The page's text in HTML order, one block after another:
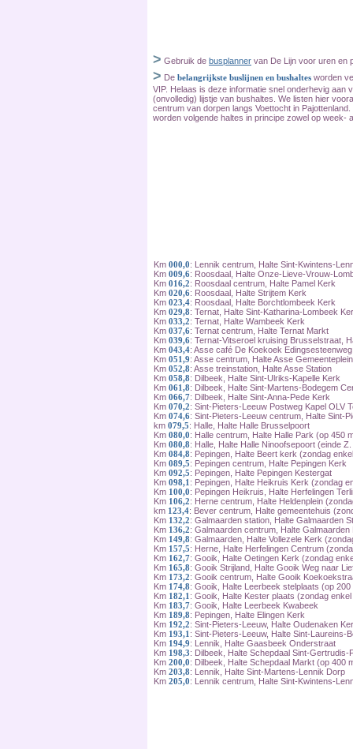
> Gebruik de busplanner van De Lijn voor uren en
> De belangrijkste buslijnen en bushaltes worden
VIP. Helaas is deze informatie snel onderhevig aan
(onvolledig) lijstje van bushaltes. We listen hier
centrum van dorpen langs Voettocht in
worden volgende haltes in principe zowel op week-
Km 000,0: Lennik centrum, Halte Sint-Kwintens-
Km 009,6: Roosdaal, Halte Onze-Lieve-Vrouw-
Km 016,2: Roosdaal centrum, Halte Pamel Kerk
Km 020,6: Roosdaal, Halte Strijtem Kerk
Km 023,4: Roosdaal, Halte Borchtlombeek Kerk
Km 029,8: Ternat, Halte Sint-Katharina-Lombeek
Km 033,2: Ternat, Halte Wambeek Kerk
Km 037,6: Ternat centrum, Halte Ternat Markt
Km 039,6: Ternat-Vitseroel kruising Brusselstraat,
Km 043,4: Asse café De Koekoek
Km 051,9: Asse centrum, Halte Asse Gemeenteplein
Km 052,8: Asse treinstation, Halte Asse Station
Km 058,8: Dilbeek, Halte Sint-Ulriks-Kapelle Kerk
Km 061,8: Dilbeek, Halte Sint-Martens-Bodegem
Km 066,7: Dilbeek, Halte Sint-Anna-Pede Kerk
Km 070,2: Sint-Pieters-Leeuw Postweg Kapel OLV
Km 074,6: Sint-Pieters-Leeuw centrum, Halte Sint-
km 079,5: Halle, Halte Halle Brusselpoort
Km 080,0: Halle centrum, Halte Halle Park (op 450
Km 080,8: Halle, Halte Halle Ninoofsepoort (einde
Km 084,8: Pepingen, Halte Beert kerk (zondag
Km 089,5: Pepingen centrum, Halte Pepingen Kerk
Km 092,5: Pepingen, Halte Pepingen Kestergat
Km 098,1 : Pepingen, Halte Heikruis Kerk (zondag
Km 100,0: Pepingen Heikruis, Halte Herfelingen
Km 106,2: Herne centrum, Halte Heldenplein
km 123,4: Bever centrum, Halte gemeentehuis
Km 132,2: Galmaarden station, Halte Galmaarden
Km 136,2: Galmaarden centrum, Halte
Km 149,8: Galmaarden, Halte Vollezele Kerk
Km 157,5: Herne, Halte Herfelingen Centrum
Km 162,7: Gooik, Halte Oetingen Kerk (zondag
Km 165,8: Gooik Strijland, Halte Gooik Weg naar
Km 173,2: Gooik centrum, Halte Gooik
Km 174,8: Gooik, Halte Leerbeek stelplaats (op 200
Km 182,1 : Gooik, Halte Kester plaats (zondag
Km 183,7: Gooik, Halte Leerbeek Kwabeek
Km 189,8: Pepingen, Halte Elingen Kerk
Km 192,2: Sint-Pieters-Leeuw, Halte Oudenaken
Km 193,1 : Sint-Pieters-Leeuw, Halte Sint-Laureins-
Km 194,9: Lennik, Halte Gaasbeek Onderstraat
Km 198,3: Dilbeek, Halte Schepdaal Sint-Gertrudis-
Km 200,0: Dilbeek, Halte Schepdaal Markt (op 400
Km 203,8: Lennik, Halte Sint-Martens-Lennik Dorp
Km 205,0: Lennik centrum, Halte Sint-Kwintens-